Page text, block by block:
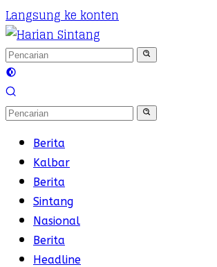
Langsung ke konten
Berita
Kalbar
Berita
Sintang
Nasional
Berita
Headline